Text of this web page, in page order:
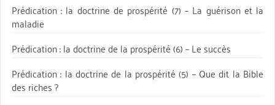
Prédication : la doctrine de prospérité (7) – La guérison et la
maladie
Prédication : la doctrine de la prospérité (6) – Le succès
Prédication : la doctrine de la prospérité (5) – Que dit la Bible
des riches ?